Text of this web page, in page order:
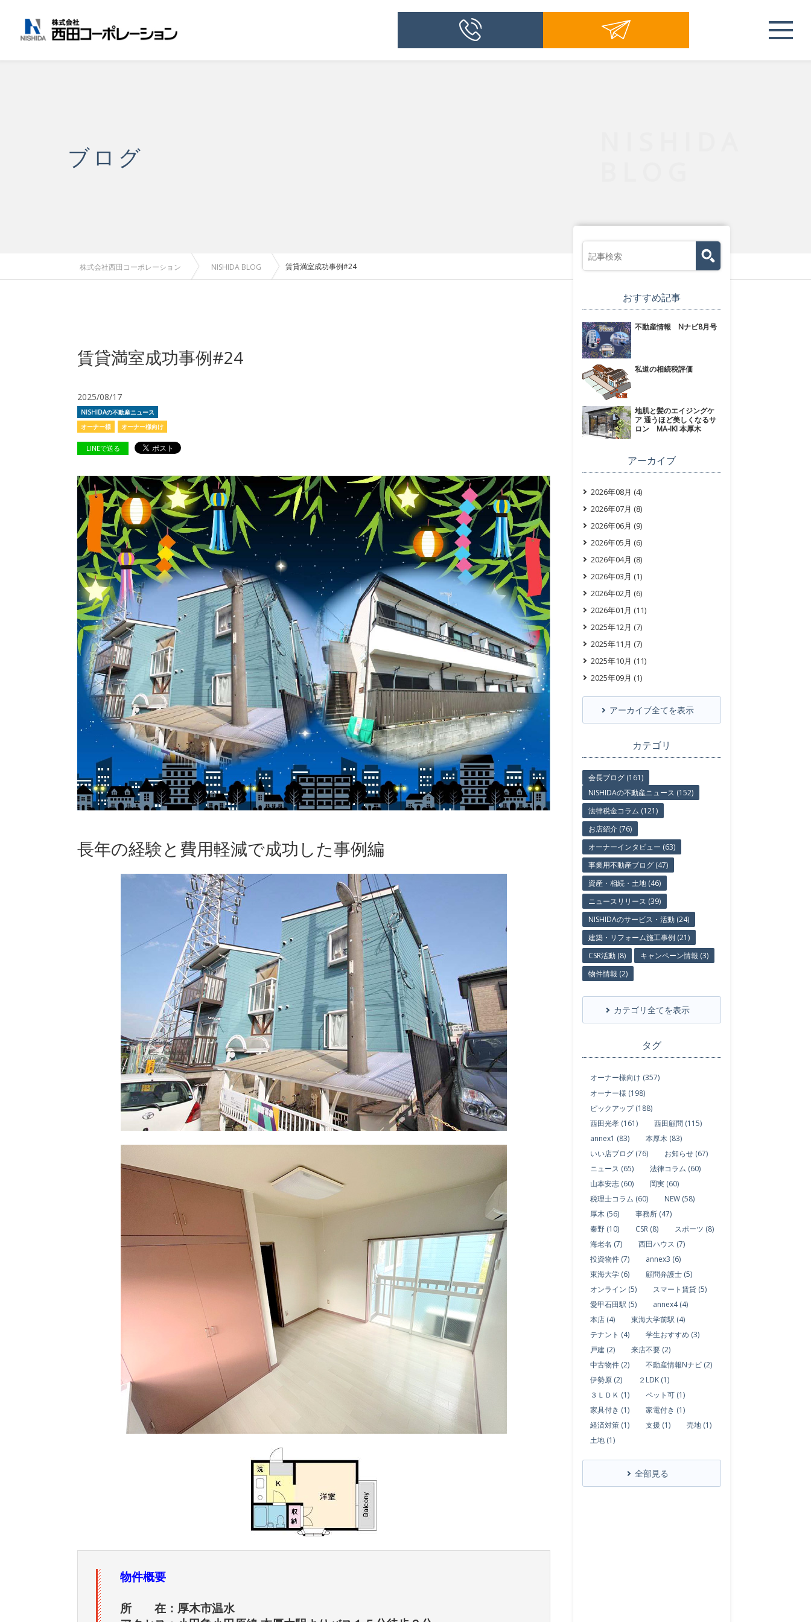
ブログ
株式会社西田コーポレーション NISHIDA BLOG 賃貸満室成功事例#24
賃貸満室成功事例#24
2025/08/17
NISHIDAの不動産ニュース
オーナー様
オーナー様向け
LINEで送る
長年の経験と費用軽減で成功した事例編
物件概要
所 在：厚木市温水
おすすめ記事
不動産情報 Nナビ8月号
私道の相続税評価
地肌と髪のエイジングケ
ア 通うほど美しくなるサ
ロン MA-IKI 本厚木
アーカイブ
2026年08月 (4)
2026年07月 (8)
2026年06月 (9)
2026年05月 (6)
2026年04月 (8)
2026年03月 (1)
2026年02月 (6)
2026年01月 (11)
2025年12月 (7)
2025年11月 (7)
2025年10月 (11)
2025年09月 (1)
アーカイブ全てを表示
カテゴリ
会長ブログ (161)
NISHIDAの不動産ニュース (152)
法律税金コラム (121)
お店紹介 (76)
オーナーインタビュー (63)
事業用不動産ブログ (47)
資産・相続・土地 (46)
ニュースリリース (39)
NISHIDAのサービス・活動 (24)
建築・リフォーム施工事例 (21)
CSR活動 (8)
キャンペーン情報 (3)
物件情報 (2)
カテゴリ全てを表示
タグ
オーナー様向け (357)
オーナー様 (198)
ピックアップ (188)
西田光孝 (161)
西田顧問 (115)
annex1 (83)
本厚木 (83)
いい店ブログ (76)
お知らせ (67)
ニュース (65)
法律コラム (60)
山本安志 (60)
岡実 (60)
税理士コラム (60)
NEW (58)
厚木 (56)
事務所 (47)
秦野 (10)
CSR (8)
スポーツ (8)
海老名 (7)
西田ハウス (7)
投資物件 (7)
annex3 (6)
東海大学 (6)
顧問弁護士 (5)
オンライン (5)
スマート賃貸 (5)
愛甲石田駅 (5)
annex4 (4)
本店 (4)
東海大学前駅 (4)
テナント (4)
学生おすすめ (3)
戸建 (2)
来店不要 (2)
中古物件 (2)
不動産情報Nナビ (2)
伊勢原 (2)
２LDK (1)
３ＬＤＫ (1)
ペット可 (1)
家具付き (1)
家電付き (1)
経済対策 (1)
支援 (1)
売地 (1)
土地 (1)
全部見る